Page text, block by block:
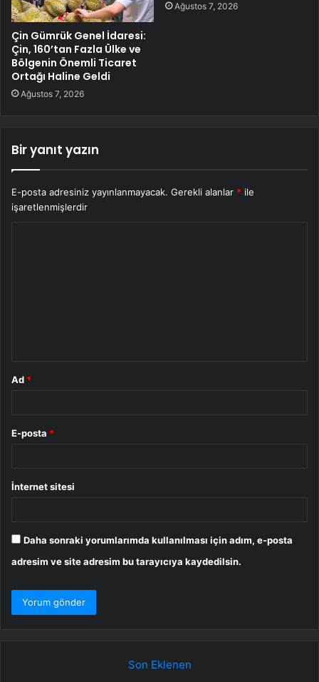
Çin Gümrük Genel İdaresi:
Çin, 160’tan Fazla Ülke ve
Bölgenin Önemli Ticaret
Ortağı Haline Geldi
Ağustos 7, 2026
Ağustos 7, 2026
Bir yanıt yazın
E-posta adresiniz yayınlanmayacak. Gerekli alanlar * ile
işaretlenmişlerdir
Ad *
E-posta *
İnternet sitesi
Daha sonraki yorumlarımda kullanılması için adım, e-posta
adresim ve site adresim bu tarayıcıya kaydedilsin.
Son Eklenen